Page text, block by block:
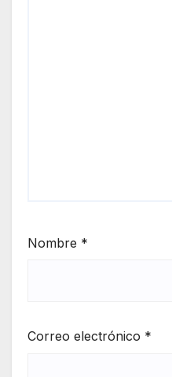
Nombre *
Correo electrónico *